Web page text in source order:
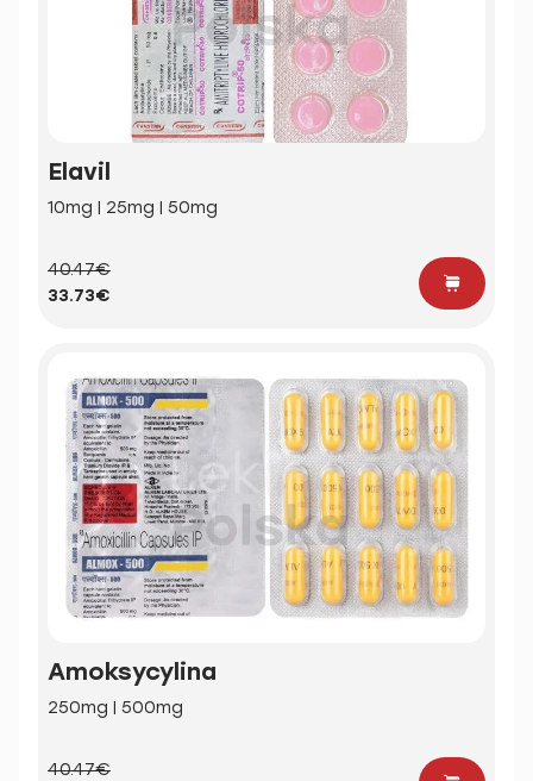
Elavil
10mg | 25mg | 50mg
40.47€
33.73€
Amoksycylina
250mg | 500mg
40.47€